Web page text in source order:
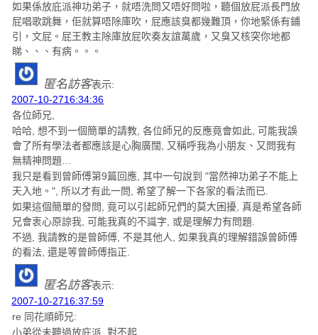
如果係放庇派神功弟子，就唔洗問又唔好問啦，聽個放屁派長門放
屁唱歌跳舞，佢就算唔除庫吹，屁應該臭都幾難頂，你地緊係有鋪
引，文屁。屁王教主除庫放屁吹奏友誼萬歲，又臭又核突你地都
睇、、、有病。。。
匿名訪客表示:
2007-10-2716:34:36
各位師兄,
哈哈, 想不到一個簡單的請教, 各位師兄的反應竟會如此, 可能我誤
會了所有學法者都應該是心胸廣闊, 又稱呼我為小朋友、又問我有
無精神問題…
我只是看到曾師傅第9篇回應, 其中一句說到 "當然神功弟子不能上
天入地。", 所以才有此一問, 希望了解一下各家的看法而已.
如果這個簡單的發問, 竟可以引起師兄們的莫大困擾, 真是希望各師
兄會衷心原諒我, 可能我真的不識字, 或是理解力有問題.
不過, 我請教的是曾師傅, 不是其他人, 如果我真的理解錯誤曾師傅
的看法, 還是等曾師傅指正.
匿名訪客表示:
2007-10-2716:37:59
re 同花順師兄:
小弟從未聽過放庇派, 對不起